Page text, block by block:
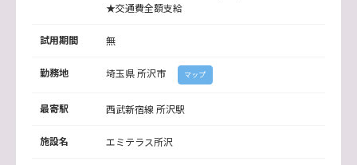
★交通費全額支給
試用期間 無
勤務地 埼玉県所沢市 マップ
最寄駅 西武新宿線 所沢駅
施設名 エミテラス所沢